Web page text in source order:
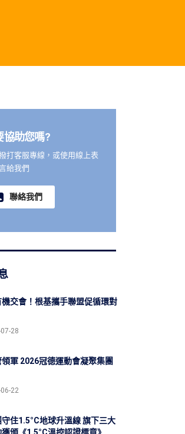
協助您嗎?
打客服專線，或使用線上表
給我們
聯絡我們
交會！根基攜手聯盟促循環對
28
軍 2026冠德運動會凝聚集團
22
住1.5°C地球升溫線 旗下三大